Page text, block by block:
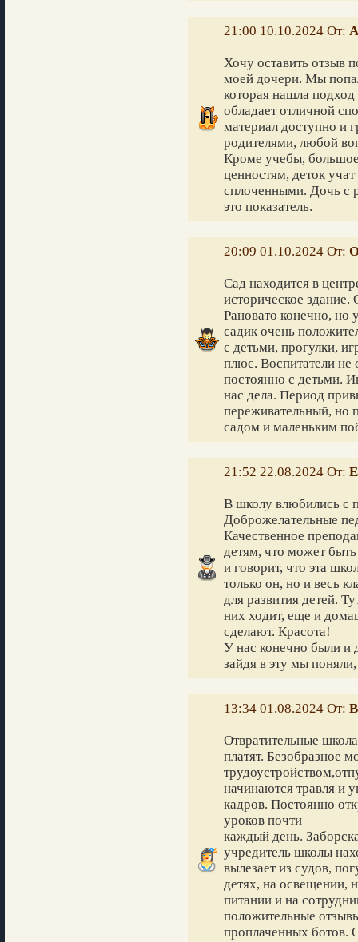
21:00 10.10.2024 От:
Хочу оставить отзыв
моей дочери. Мы
которая нашла
обладает отличной
материал доступно и
родителями, любой
Кроме учебы,
ценностям, деток
сплоченными. Дочь с
это показатель.
20:09 01.10.2024 От:
Сад находится в
историческое
Рановато конечно, но
садик очень
с детьми, прогулки,
плюс. Воспитатели не
постоянно с детьми.
нас дела. Период
переживательный, но
садом и маленьким
21:52 22.08.2024 От:
В школу влюбились с
Доброжелательные
Качественное
детям, что может
и говорит, что эта
только он, но и весь
для развития детей.
них ходит, еще и
сделают. Красота!
У нас конечно были и
зайдя в эту мы
13:34 01.08.2024 От:
Отвратительные
платят. Безобразное
начинаются травля и
кадров. Постоянно
уроков почти
каждый день.
учредитель школы
вылезает из судов,
детях, на освещении,
питании и на
положительные
проплаченных ботов.